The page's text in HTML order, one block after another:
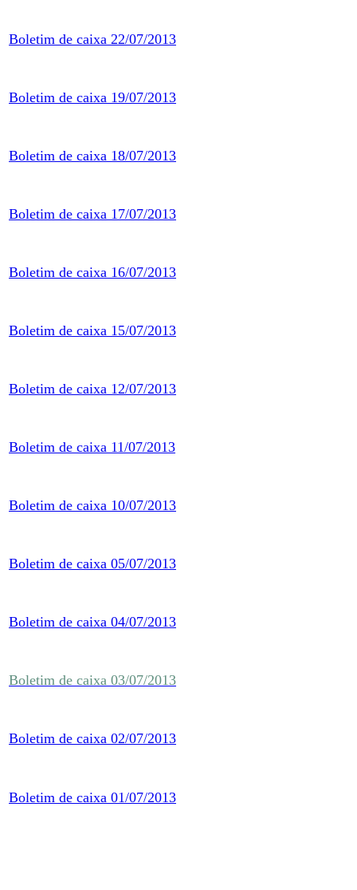
Boletim de caixa 22/07/2013
Boletim de caixa 19/07/2013
Boletim de caixa 18/07/2013
Boletim de caixa 17/07/2013
Boletim de caixa 16/07/2013
Boletim de caixa 15/07/2013
Boletim de caixa 12/07/2013
Boletim de caixa 11/07/2013
Boletim de caixa 10/07/2013
Boletim de caixa 05/07/2013
Boletim de caixa 04/07/2013
Boletim de caixa 03/07/2013
Boletim de caixa 02/07/2013
Boletim de caixa 01/07/2013